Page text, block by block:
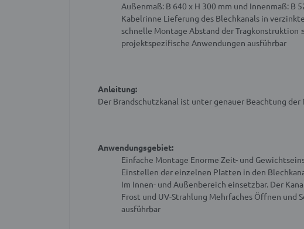
Außenmaß: B 640 x H 300 mm und Innenmaß: B
Kabelrinne Lieferung des Blechkanals in
schnelle Montage Abstand der Tragkonstruktion
projektspezifische Anwendungen ausführbar
Anleitung:
Der Brandschutzkanal ist unter genauer Beachtung
Anwendungsgebiet:
Einfache Montage Enorme Zeit- und
Einstellen der einzelnen Platten in den
Im Innen- und Außenbereich einsetzbar. Der
Frost und UV-Strahlung Mehrfaches Öffnen und
ausführbar